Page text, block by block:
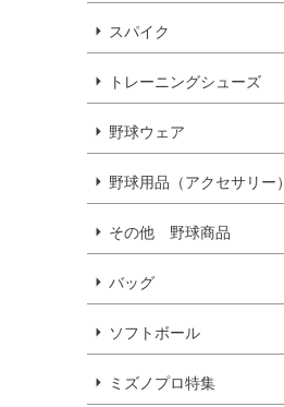
スパイク
トレーニングシューズ
野球ウェア
野球用品（アクセサリー）
その他 野球商品
バッグ
ソフトボール
ミズノプロ特集